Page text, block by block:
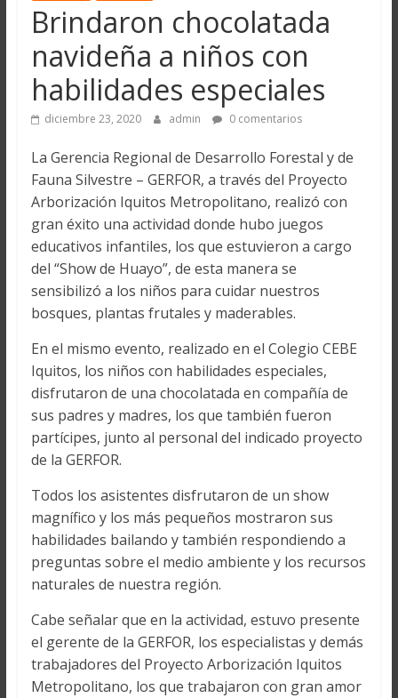
Brindaron chocolatada
navideña a niños con
habilidades especiales
diciembre 23, 2020 admin 0 comentarios
La Gerencia Regional de Desarrollo Forestal y de
Fauna Silvestre – GERFOR, a través del Proyecto
Arborización Iquitos Metropolitano, realizó con
gran éxito una actividad donde hubo juegos
educativos infantiles, los que estuvieron a cargo
del “Show de Huayo”, de esta manera se
sensibilizó a los niños para cuidar nuestros
bosques, plantas frutales y maderables.
En el mismo evento, realizado en el Colegio CEBE
Iquitos, los niños con habilidades especiales,
disfrutaron de una chocolatada en compañía de
sus padres y madres, los que también fueron
partícipes, junto al personal del indicado proyecto
de la GERFOR.
Todos los asistentes disfrutaron de un show
magnífico y los más pequeños mostraron sus
habilidades bailando y también respondiendo a
preguntas sobre el medio ambiente y los recursos
naturales de nuestra región.
Cabe señalar que en la actividad, estuvo presente
el gerente de la GERFOR, los especialistas y demás
trabajadores del Proyecto Arborización Iquitos
Metropolitano, los que trabajaron con gran amor